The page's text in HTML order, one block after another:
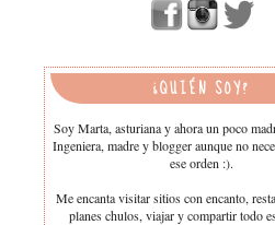
¿QUIÉN SOY?
Soy Marta, asturiana y ahora un poco
Ingeniera, madre y blogger aunque no
ese orden :).
Me encanta visitar sitios con encanto,
planes chulos, viajar y compartir todo